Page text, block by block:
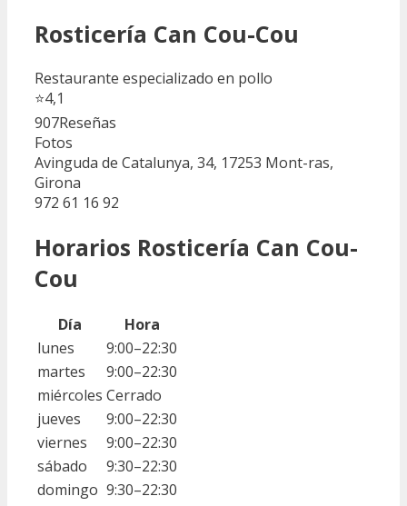
Rosticería Can Cou-Cou
Restaurante especializado en pollo
⭐4,1
907Reseñas
Fotos
Avinguda de Catalunya, 34, 17253 Mont-ras,
Girona
972 61 16 92
Horarios Rosticería Can Cou-
Cou
Día
Hora
lunes
9:00–22:30
martes
9:00–22:30
miércoles Cerrado
jueves
9:00–22:30
viernes
9:00–22:30
sábado
9:30–22:30
domingo 9:30–22:30